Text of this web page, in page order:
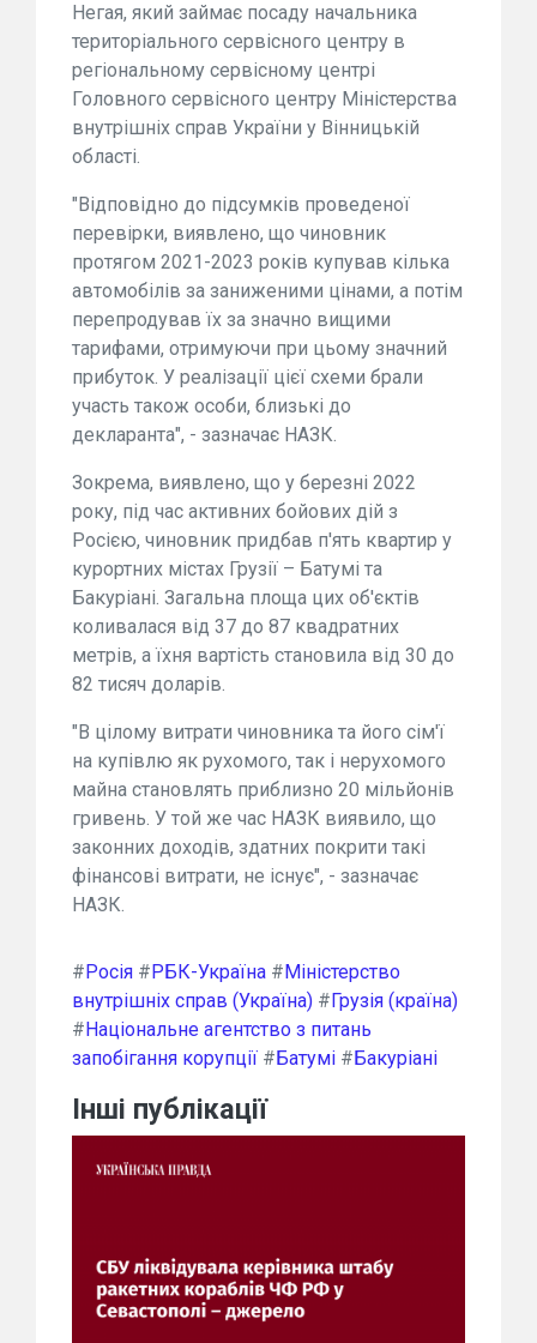
Негая, який займає посаду начальника
територіального сервісного центру в
регіональному сервісному центрі
Головного сервісного центру Міністерства
внутрішніх справ України у Вінницькій
області.
"Відповідно до підсумків проведеної
перевірки, виявлено, що чиновник
протягом 2021-2023 років купував кілька
автомобілів за заниженими цінами, а потім
перепродував їх за значно вищими
тарифами, отримуючи при цьому значний
прибуток. У реалізації цієї схеми брали
участь також особи, близькі до
декларанта", - зазначає НАЗК.
Зокрема, виявлено, що у березні 2022
року, під час активних бойових дій з
Росією, чиновник придбав п'ять квартир у
курортних містах Грузії – Батумі та
Бакуріані. Загальна площа цих об'єктів
коливалася від 37 до 87 квадратних
метрів, а їхня вартість становила від 30 до
82 тисяч доларів.
"В цілому витрати чиновника та його сім'ї
на купівлю як рухомого, так і нерухомого
майна становлять приблизно 20 мільйонів
гривень. У той же час НАЗК виявило, що
законних доходів, здатних покрити такі
фінансові витрати, не існує", - зазначає
НАЗК.
#Росія #РБК-Україна #Міністерство
внутрішніх справ (Україна) #Грузія (країна)
#Національне агентство з питань
запобігання корупції #Батумі #Бакуріані
Інші публікації